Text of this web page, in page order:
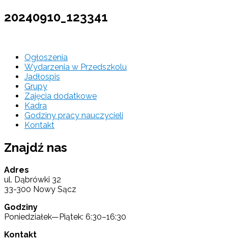
20240910_123341
Ogłoszenia
Wydarzenia w Przedszkolu
Jadłospis
Grupy
Zajęcia dodatkowe
Kadra
Godziny pracy nauczycieli
Kontakt
Znajdź nas
Adres
ul. Dąbrówki 32
33-300 Nowy Sącz
Godziny
Poniedziałek—Piątek: 6:30–16:30
Kontakt